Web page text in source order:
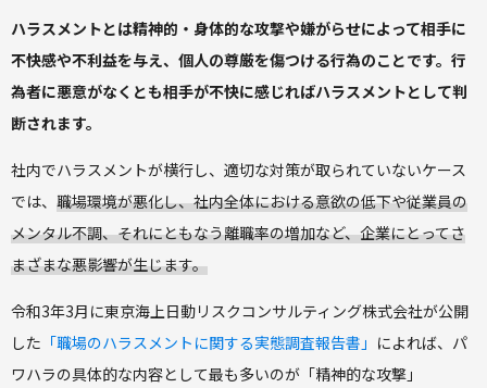
ハラスメントとは精神的・身体的な攻撃や嫌がらせによって相手に
不快感や不利益を与え、個人の尊厳を傷つける行為のことです。行
為者に悪意がなくとも相手が不快に感じればハラスメントとして判
断されます。
社内でハラスメントが横行し、適切な対策が取られていないケース
では、 職場環境が悪化し、社内全体における意欲の低下や従業員の
メンタル不調、それにともなう離職率の増加など、企業にとってさ
まざまな悪影響が生じます。
令和3年3月に東京海上日動リスクコンサルティング株式会社が公開
した 「職場のハラスメントに関する実態調査報告書」 によれば、パ
ワハラの具体的な内容として最も多いのが「精神的な攻撃」